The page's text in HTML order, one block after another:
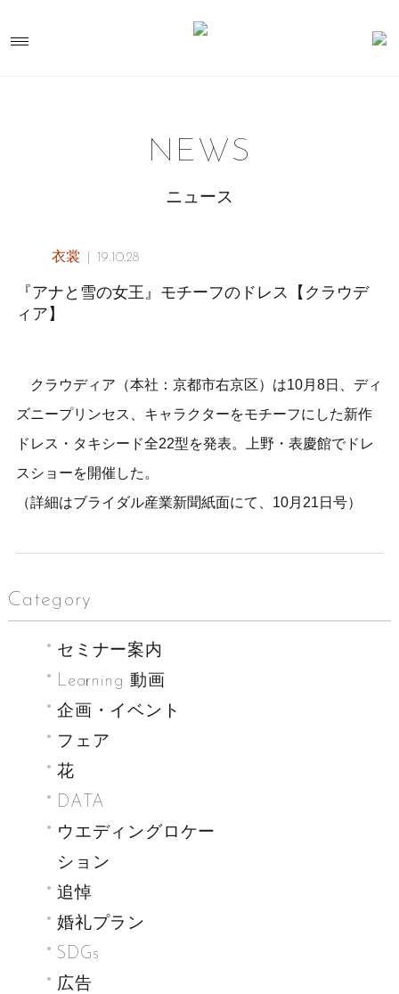
NEWS
ニュース
衣裳 19.10.28
『アナと雪の女王』モチーフのドレス【クラウデ
ィア】
クラウディア（本社：京都市右京区）は10月8日、ディ
ズニープリンセス、キャラクターをモチーフにした新作
ドレス・タキシード全22型を発表。上野・表慶館でドレ
スショーを開催した。
（詳細はブライダル産業新聞紙面にて、10月21日号）
Category
セミナー案内
Learning 動画
企画・イベント
フェア
花
DATA
ウエディングロケー
ション
追悼
婚礼プラン
SDGs
広告